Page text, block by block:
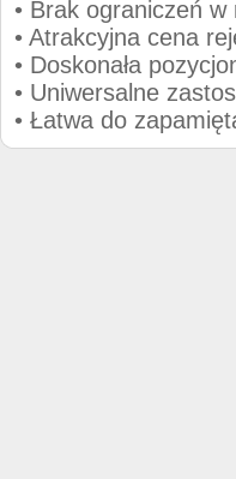
• Brak ograniczeń w
• Atrakcyjna cena
• Doskonała
• Uniwersalne
• Łatwa do